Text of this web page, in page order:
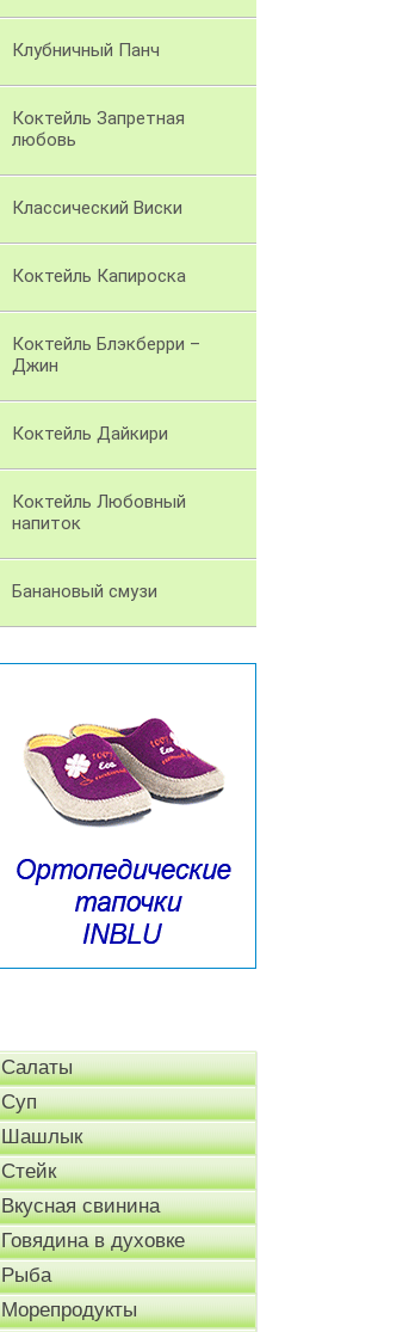
Клубничный Панч
Коктейль Запретная
любовь
Классический Виски
Коктейль Капироска
Коктейль Блэкберри –
Джин
Коктейль Дайкири
Коктейль Любовный
напиток
Банановый смузи
Салаты
Суп
Шашлык
Стейк
Вкусная свинина
Говядина в духовке
Рыба
Морепродукты